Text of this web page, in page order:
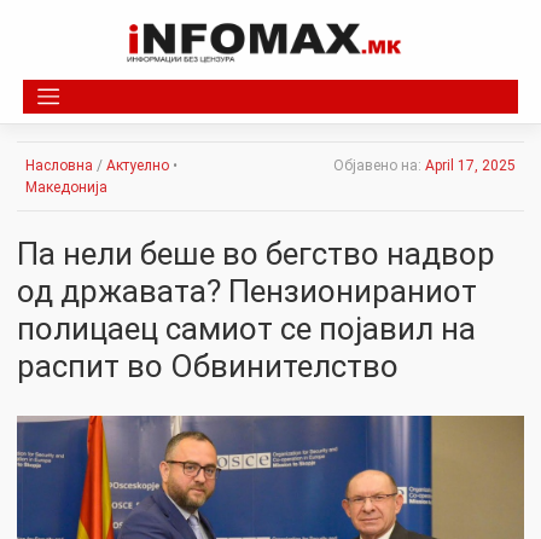
Насловна / Актуелно •
Македонија
Објавено на: April 17, 2025
Па нели беше во бегство надвор
од државата? Пензионираниот
полицаец самиот се појавил на
распит во Обвинителство